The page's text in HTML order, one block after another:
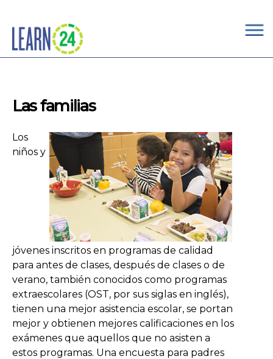
×
Las familias
Los
niños y
jóvenes inscritos en programas de calidad
para antes de clases, después de clases o de
verano, también conocidos como programas
extraescolares (OST, por sus siglas en inglés),
tienen una mejor asistencia escolar, se portan
mejor y obtienen mejores calificaciones en los
exámenes que aquellos que no asisten a
estos programas. Una encuesta para padres